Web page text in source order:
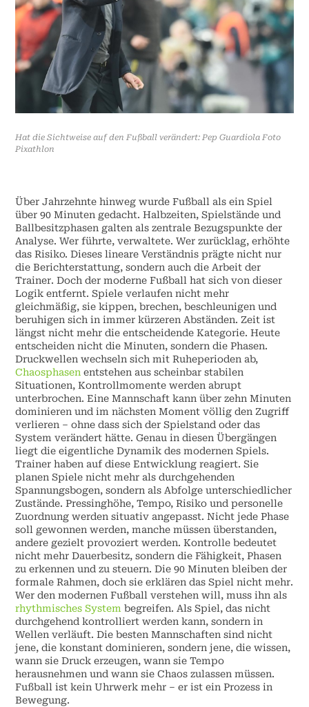
Hat die Sichtweise auf den Fußball verändert: Pep Guardiola Foto
Pixathlon
Über Jahrzehnte hinweg wurde Fußball als ein Spiel
über 90 Minuten gedacht. Halbzeiten, Spielstände und
Ballbesitzphasen galten als zentrale Bezugspunkte der
Analyse. Wer führte, verwaltete. Wer zurücklag, erhöhte
das Risiko. Dieses lineare Verständnis prägte nicht nur
die Berichterstattung, sondern auch die Arbeit der
Trainer. Doch der moderne Fußball hat sich von dieser
Logik entfernt. Spiele verlaufen nicht mehr
gleichmäßig, sie kippen, brechen, beschleunigen und
beruhigen sich in immer kürzeren Abständen. Zeit ist
längst nicht mehr die entscheidende Kategorie. Heute
entscheiden nicht die Minuten, sondern die Phasen.
Druckwellen wechseln sich mit Ruheperioden ab,
Chaosphasen entstehen aus scheinbar stabilen
Situationen, Kontrollmomente werden abrupt
unterbrochen. Eine Mannschaft kann über zehn Minuten
dominieren und im nächsten Moment völlig den Zugriff
verlieren – ohne dass sich der Spielstand oder das
System verändert hätte. Genau in diesen Übergängen
liegt die eigentliche Dynamik des modernen Spiels.
Trainer haben auf diese Entwicklung reagiert. Sie
planen Spiele nicht mehr als durchgehenden
Spannungsbogen, sondern als Abfolge unterschiedlicher
Zustände. Pressinghöhe, Tempo, Risiko und personelle
Zuordnung werden situativ angepasst. Nicht jede Phase
soll gewonnen werden, manche müssen überstanden,
andere gezielt provoziert werden. Kontrolle bedeutet
nicht mehr Dauerbesitz, sondern die Fähigkeit, Phasen
zu erkennen und zu steuern. Die 90 Minuten bleiben der
formale Rahmen, doch sie erklären das Spiel nicht mehr.
Wer den modernen Fußball verstehen will, muss ihn als
rhythmisches System begreifen. Als Spiel, das nicht
durchgehend kontrolliert werden kann, sondern in
Wellen verläuft. Die besten Mannschaften sind nicht
jene, die konstant dominieren, sondern jene, die wissen,
wann sie Druck erzeugen, wann sie Tempo
herausnehmen und wann sie Chaos zulassen müssen.
Fußball ist kein Uhrwerk mehr – er ist ein Prozess in
Bewegung.